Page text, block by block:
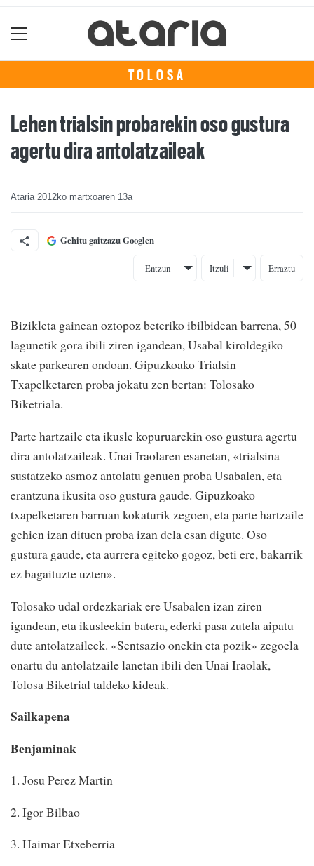
TOLOSA
Lehen trialsin probarekin oso gustura
agertu dira antolatzaileak
Ataria 2012ko martxoaren 13a
Gehitu gaitzazu Googlen
Entzun Itzuli Erraztu
Bizikleta gainean oztopoz beteriko ibilbidean barrena, 50
lagunetik gora ibili ziren igandean, Usabal kiroldegiko
skate parkearen ondoan. Gipuzkoako Trialsin
Txapelketaren proba jokatu zen bertan: Tolosako
Biketriala.
Parte hartzaile eta ikusle kopuruarekin oso gustura agertu
dira antolatzaileak. Unai Iraolaren esanetan, «trialsina
sustatzeko asmoz antolatu genuen proba Usabalen, eta
erantzuna ikusita oso gustura gaude. Gipuzkoako
txapelketaren barruan kokaturik zegoen, eta parte hartzaile
gehien izan dituen proba izan dela esan digute. Oso
gustura gaude, eta aurrera egiteko gogoz, beti ere, bakarrik
ez bagaituzte uzten».
Tolosako udal ordezkariak ere Usabalen izan ziren
igandean, eta ikusleekin batera, ederki pasa zutela aipatu
dute antolatzaileek. «Sentsazio onekin eta pozik» zegoela
onartu du antolatzaile lanetan ibili den Unai Iraolak,
Tolosa Biketrial taldeko kideak.
Sailkapena
Benjaminak
1. Josu Perez Martin
2. Igor Bilbao
3. Haimar Etxeberria